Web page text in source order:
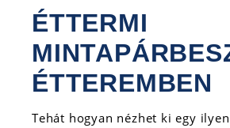
ÉTTERMI
ÉTTEREMBEN
Tehát hogyan nézhet ki egy